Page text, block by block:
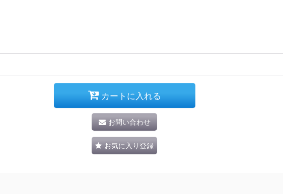
カートに入れる
お問い合わせ
お気に入り登録